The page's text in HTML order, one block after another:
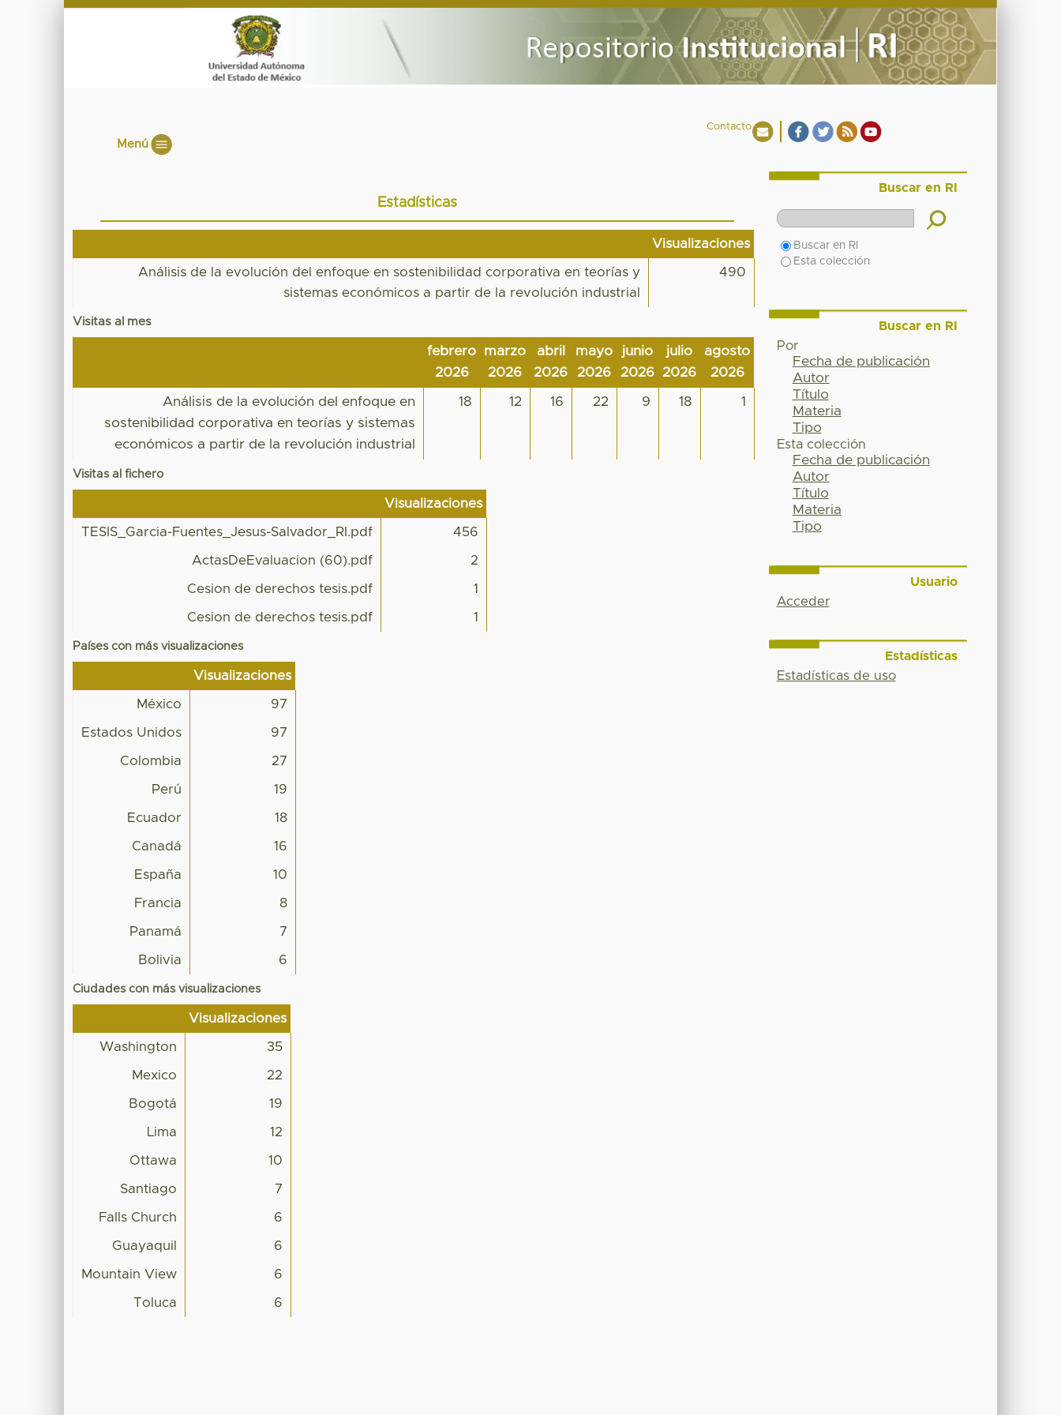
Contacto
Menú
Estadísticas
Visualizaciones
Análisis de la evolución del enfoque en sostenibilidad corporativa en teorías y
sistemas económicos a partir de la revolución industrial
490
Visitas al mes
febrero
2026
marzo
2026
abril
2026
mayo
2026
junio
2026
julio
2026
agosto
2026
Análisis de la evolución del enfoque en
sostenibilidad corporativa en teorías y sistemas
económicos a partir de la revolución industrial
18 12 16 22 9 18 1
Visitas al fichero
Visualizaciones
TESIS_Garcia-Fuentes_Jesus-Salvador_RI.pdf 456
ActasDeEvaluacion (60).pdf 2
Cesion de derechos tesis.pdf 1
Cesion de derechos tesis.pdf 1
Países con más visualizaciones
Visualizaciones
México 97
Estados Unidos 97
Colombia 27
Perú 19
Ecuador 18
Canadá 16
España 10
Francia 8
Panamá 7
Bolivia 6
Ciudades con más visualizaciones
Visualizaciones
Washington 35
Mexico 22
Bogotá 19
Lima 12
Ottawa 10
Santiago 7
Falls Church 6
Guayaquil 6
Mountain View 6
Toluca 6
Buscar en RI
Buscar en RI
Esta colección
Buscar en RI
Por
Fecha de publicación
Autor
Título
Materia
Tipo
Esta colección
Fecha de publicación
Autor
Título
Materia
Tipo
Usuario
Acceder
Estadísticas
Estadísticas de uso